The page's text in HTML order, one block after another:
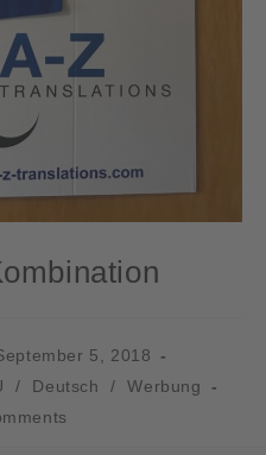
5, 2018
/ Deutsch /
Werbung